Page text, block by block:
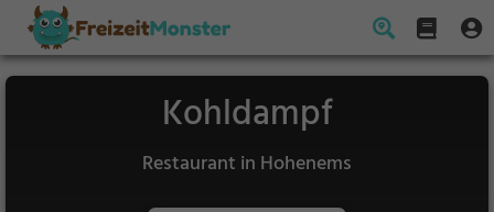
Kohldampf
Restaurant in Hohenems